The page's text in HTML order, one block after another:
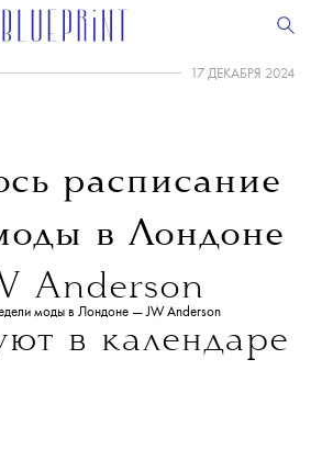
17 ДЕКАБРЯ 2024
расписание
в Лондоне
Anderson
в календаре